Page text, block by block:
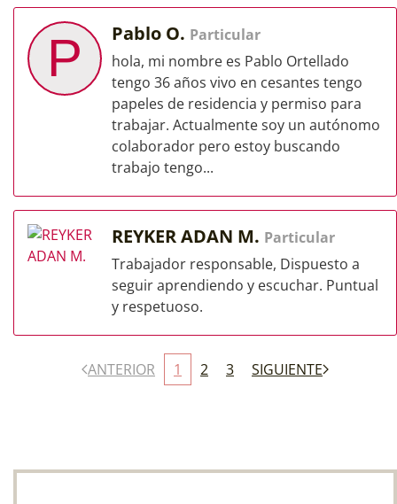
P Pablo O. Particular
hola, mi nombre es Pablo Ortellado
tengo 36 años vivo en cesantes tengo
papeles de residencia y permiso para
trabajar. Actualmente soy un autónomo
colaborador pero estoy buscando
trabajo tengo...
REYKER ADAN M. Particular
Trabajador responsable, Dispuesto a
seguir aprendiendo y escuchar. Puntual
y respetuoso.
ANTERIOR 1 2 3 SIGUIENTE